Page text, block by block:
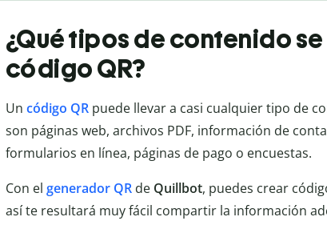
¿Qué tipos de contenido
código QR?
Un código QRpuede llevar a casi cualquier tipo de
son páginas web, archivos PDF, información de
formularios en línea, páginas de pago o encuestas.
Con el generador QRde Quillbot, puedes crear
así te resultará muy fácil compartir la información